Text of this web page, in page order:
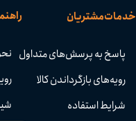
خدمات مشتریان
پاسخ به پرسش‌های متداول
رویه‌های بازگرداندن کالا
شرایط استفاده